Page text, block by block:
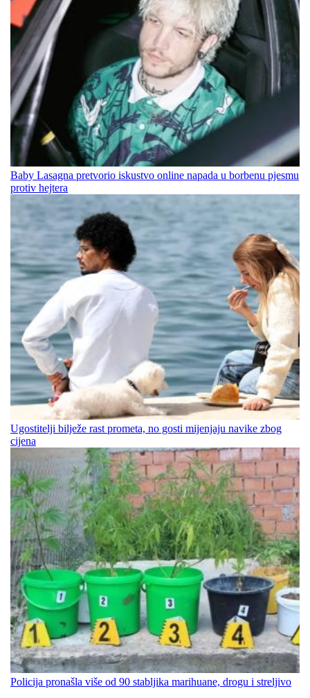
Baby Lasagna pretvorio iskustvo online napada u borbenu pjesmu
protiv hejtera
Ugostitelji bilježe rast prometa, no gosti mijenjaju navike zbog
cijena
Policija pronašla više od 90 stabljika marihuane, drogu i streljivo